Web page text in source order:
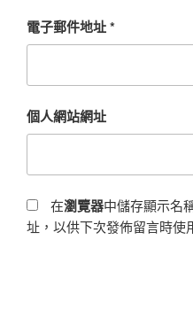
電子郵件地址*
個人網站網址
在瀏覽器中儲存顯示名
址，以供下次發佈留言時使